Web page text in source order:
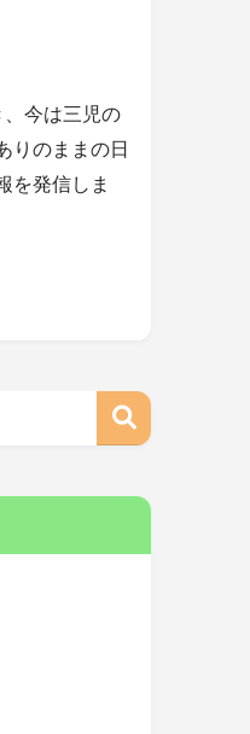
今は三児の
りのままの日
を発信しま